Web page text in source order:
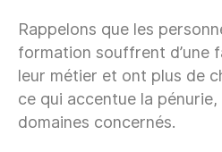
Rappelons que les
formation souffrent d’une
leur métier et ont plus de
ce qui accentue la
domaines concernés.